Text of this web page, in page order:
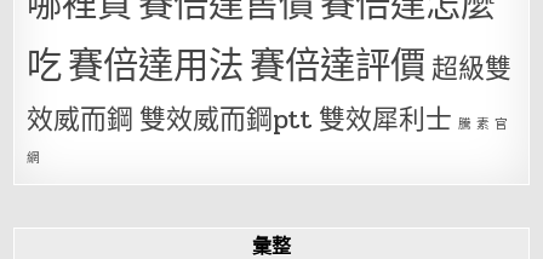
吃賽倍達用法賽倍達評價超級雙
效威而鋼 雙效威而鋼ptt 雙效犀利士 騰 素 官
網
彙整